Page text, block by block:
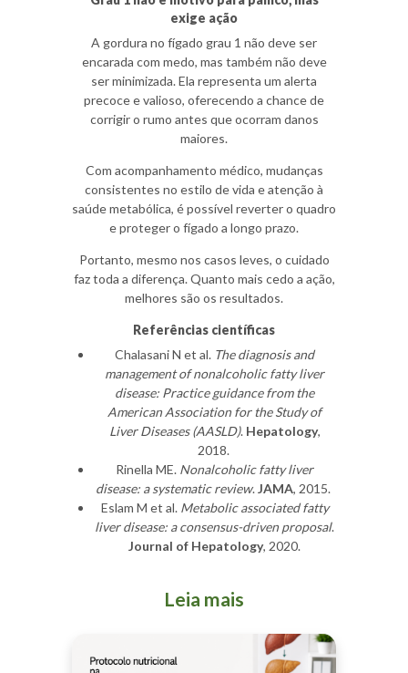
exige ação
A gordura no fígado grau 1 não deve ser
encarada com medo, mas também não deve
ser minimizada. Ela representa um alerta
precoce e valioso, oferecendo a chance de
corrigir o rumo antes que ocorram danos
maiores.
Com acompanhamento médico, mudanças
consistentes no estilo de vida e atenção à
saúde metabólica, é possível reverter o quadro
e proteger o fígado a longo prazo.
Portanto, mesmo nos casos leves, o cuidado
faz toda a diferença. Quanto mais cedo a ação,
melhores são os resultados.
Referências científicas
Chalasani N et al. The diagnosis and
management of nonalcoholic fatty liver
disease: Practice guidance from the
American Association for the Study of
Liver Diseases (AASLD). Hepatology,
2018.
Rinella ME. Nonalcoholic fatty liver
disease: a systematic review.JAMA, 2015.
Eslam M et al. Metabolic associated fatty
liver disease: a consensus-driven proposal.
Journal of Hepatology, 2020.
Leia mais